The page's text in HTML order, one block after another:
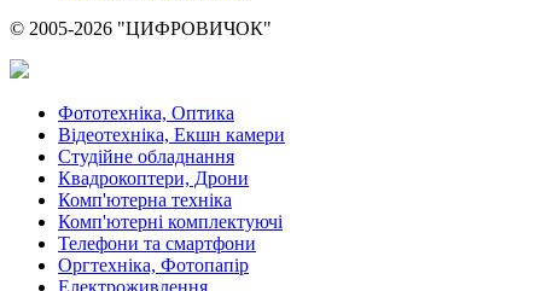
© 2005-2026 "ЦИФРОВИЧОК"
Фототехніка, Оптика
Відеотехніка, Екшн камери
Студійне обладнання
Квадрокоптери, Дрони
Комп'ютерна техніка
Комп'ютерні комплектуючі
Телефони та смартфони
Оргтехніка, Фотопапір